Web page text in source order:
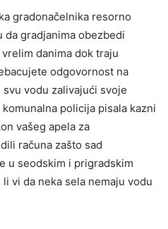
gradonačelnika resorno
gradjanima obezbedi
danima dok traju
odgovornost na
vodu zalivajući svoje
policija pisala kazni
vašeg apela za
računa zašto sad
u seodskim i prigradskim
vi da neka sela nemaju vodu